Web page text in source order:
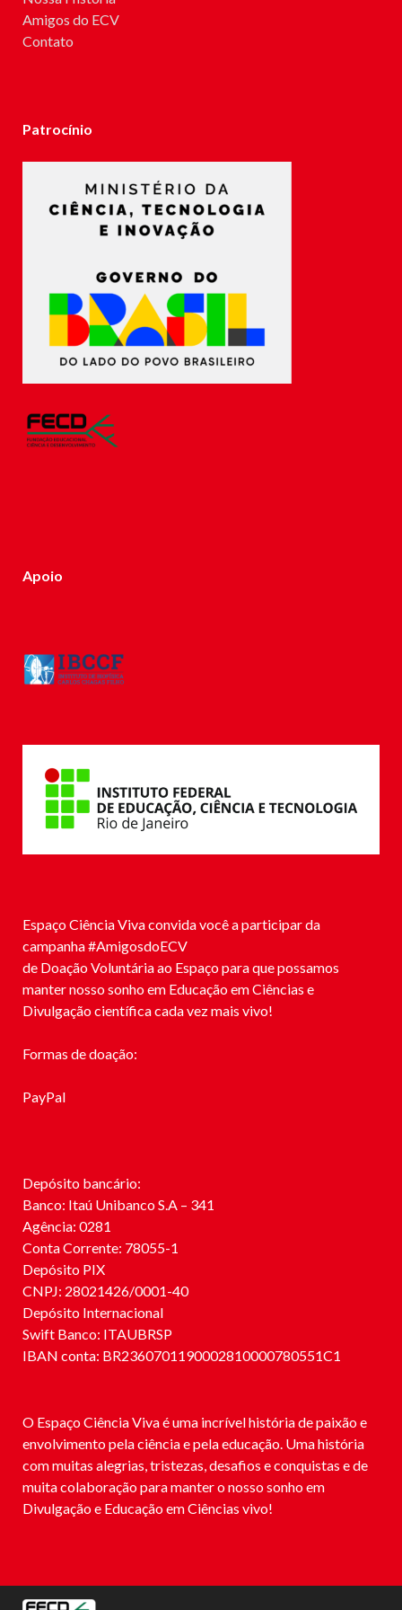
Amigos do ECV
Contato
Patrocínio
Apoio
Espaço Ciência Viva convida você a participar da
campanha #AmigosdoECV
de Doação Voluntária ao Espaço para que possamos
manter nosso sonho em Educação em Ciências e
Divulgação científica cada vez mais vivo!
Formas de doação:
PayPal
Depósito bancário:
Banco: Itaú Unibanco S.A – 341
Agência: 0281
Conta Corrente: 78055-1
Depósito PIX
CNPJ: 28021426/0001-40
Depósito Internacional
Swift Banco: ITAUBRSP
IBAN conta: BR2360701190002810000780551C1
O Espaço Ciência Viva é uma incrível história de paixão e
envolvimento pela ciência e pela educação. Uma história
com muitas alegrias, tristezas, desafios e conquistas e de
muita colaboração para manter o nosso sonho em
Divulgação e Educação em Ciências vivo!